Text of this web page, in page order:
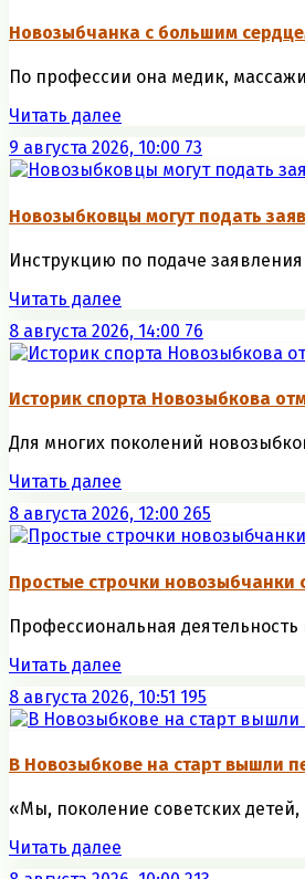
Новозыбчанка с большим
По профессии она медик,
Читать далее
9 августа 2026, 10:00 73
Новозыбковцы могут подать
Инструкцию по подаче
Читать далее
8 августа 2026, 14:00 76
Историк спорта Новозыбкова
Для многих поколений
Читать далее
8 августа 2026, 12:00 265
Простые строчки новозыбчанки
Профессиональная
Читать далее
8 августа 2026, 10:51 195
В Новозыбкове на старт вышли
«Мы, поколение советских
Читать далее